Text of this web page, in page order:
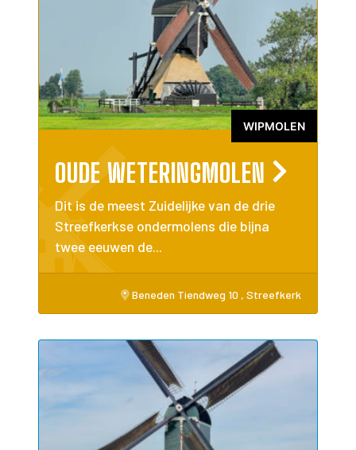
WIPMOLEN
OUDE WETERINGMOLEN
Dit is de meest Zuidelijke van de drie
Streefkerkse ondermolens die bijna
twee eeuwen de...
Beneden Tiendweg 10 , Streefkerk